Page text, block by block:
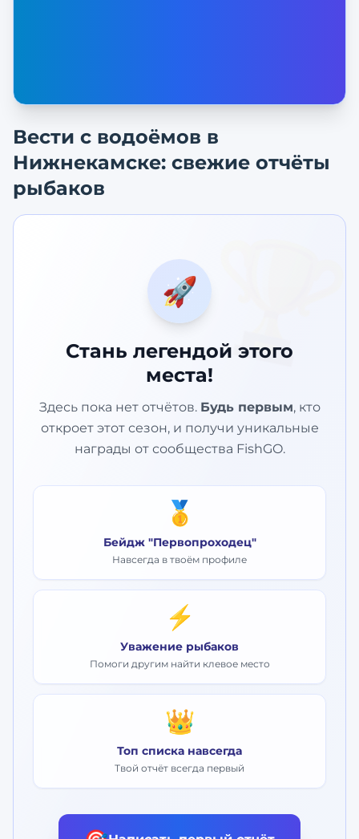
Вести с водоёмов в
Нижнекамске: свежие отчёты
рыбаков
🏆
🚀
Стань легендой этого
места!
Здесь пока нет отчётов. Будь первым, кто
откроет этот сезон, и получи уникальные
награды от сообщества FishGO.
🥇
Бейдж "Первопроходец"
Навсегда в твоём профиле
⚡
Уважение рыбаков
Помоги другим найти клевое место
👑
Топ списка навсегда
Твой отчёт всегда первый